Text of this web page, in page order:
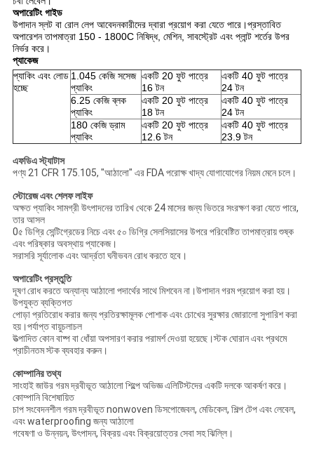
অপারেটিং গাইড
উপাদান স্লট বা রোল লেপ আবেদনকারীদের দ্বারা প্রয়োগ করা যেতে পারে।প্রস্তাবিত
অপারেশন তাপমাত্রা 150 - 1800C নিষিদ্ধ, মেশিন, সাবস্ট্রেট এবং প্লান্ট শর্তের উপর
নির্ভর করে।
প্যাকেজ
প্যাকিং এবং লোড
হচ্ছে
1.045 কেজি সসেজ
প্যাকিং
একটি 20 ফুট পাত্রে
16 টন
একটি 40 ফুট পাত্রে
24 টন
6.25 কেজি ব্লক
প্যাকিং
একটি 20 ফুট পাত্রে
18 টন
একটি 40 ফুট পাত্রে
24 টন
180 কেজি ড্রাম
প্যাকিং
একটি 20 ফুট পাত্রে
12.6 টন
একটি 40 ফুট পাত্রে
23.9 টন
এফডিএ স্ট্যাটাস
পণ্য 21 CFR 175.105, "আঠালো" এর FDA পরোক্ষ খাদ্য যোগাযোগের নিয়ম মেনে চলে।
স্টোরেজ এবং শেলফ লাইফ
অক্ষত প্যাকিং সামগ্রী উৎপাদনের তারিখ থেকে 24 মাসের জন্য ভিতরে সংরক্ষণ করা যেতে পারে,
তার আসল
0৫ ডিগ্রি সেন্টিগ্রেডের নিচে এবং ৫০ ডিগ্রি সেলসিয়াসের উপরে পরিবেষ্টিত তাপমাত্রায় শুষ্ক
এবং পরিষ্কার অবস্থায় প্যাকেজ।
সরাসরি সূর্যালোক এবং আর্দ্রতা ঘনীভবন রোধ করতে হবে।
অপারেটিং প্রস্তুতি
দূষণ রোধ করতে অন্যান্য আঠালো পদার্থের সাথে মিশবেন না।উপাদান গরম প্রয়োগ করা হয়।
উপযুক্ত ব্যক্তিগত
পোড়া প্রতিরোধ করার জন্য প্রতিরক্ষামূলক পোশাক এবং চোখের সুরক্ষার জোরালো সুপারিশ করা
হয়।পর্যাপ্ত বায়ুচলাচল
উত্পাদিত কোন বাষ্প বা ধোঁয়া অপসারণ করার পরামর্শ দেওয়া হয়েছে।স্টক ঘোরান এবং প্রথমে
প্রাচীনতম স্টক ব্যবহার করুন।
কোম্পানির তথ্য
সাংহাই জাউর গরম দ্রবীভূত আঠালো শিল্পে অভিজ্ঞ এলিটিস্টদের একটি দলকে আকর্ষণ করে।
কোম্পানি বিশেষায়িত
চাপ সংবেদনশীল গরম দ্রবীভূত nonwoven ডিসপোজেবল, মেডিকেল, শিল্প টেপ এবং লেবেল,
এবং waterproofing জন্য আঠালো
গবেষণা ও উন্নয়ন, উৎপাদন, বিক্রয় এবং বিক্রয়োত্তর সেবা সহ ঝিল্লি।